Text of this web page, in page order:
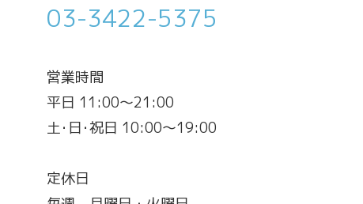
03-3422-5375
営業時間
平日 11:00～21:00
土･日･祝日 10:00～19:00
定休日